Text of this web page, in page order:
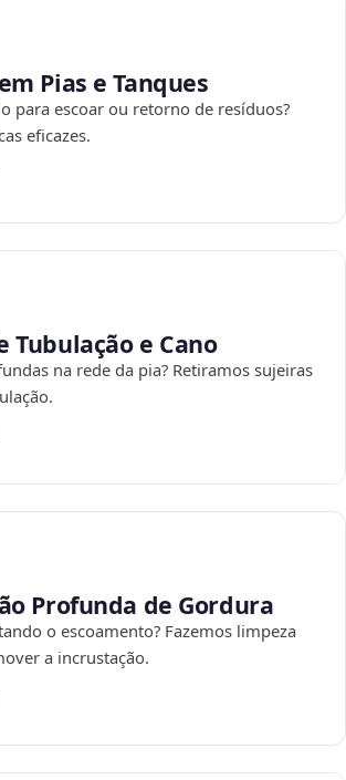
Pias e Tanques
para escoar ou retorno de resíduos?
eficazes.
Tubulação e Cano
na rede da pia? Retiramos sujeiras
Profunda de Gordura
o escoamento? Fazemos limpeza
a incrustação.